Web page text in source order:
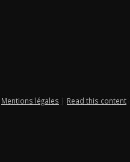
Mentions légales | Read this content